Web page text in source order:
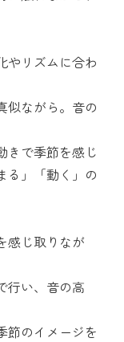
やリズムに合わ
似ながら。音の
きで季節を感じ
る」「動く」の
感じ取りなが
行い、音の高
節のイメージを